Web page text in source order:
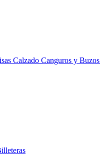
Calzado Canguros y Buzos